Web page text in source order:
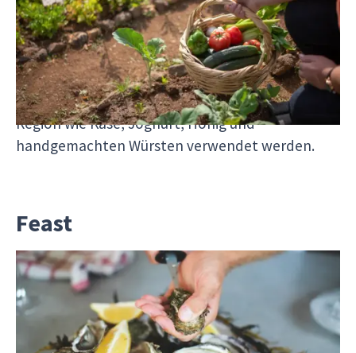
seinen Gemüsegarten in Cerdanya, einem
Plateau im Herzen der Pyrenäen. Hier gibt es eine
starke landwirtschaftliche Tradition und Du
erfährst, was gerade Saison hat und wie die
frischen Zutaten mit typischen Produkten der
Region wie Käse, Joghurt, Honig und
handgemachten Würsten verwendet werden.
Feast
Nach einem Tag auf einer Muschelfarm, bei dem
Du diese lokalen Bio-Produkte kennenlernst,
machst Du es Dir im Restaurant Mirador de la
Badia gemütlich. Das ist der perfekte Ort, um bei